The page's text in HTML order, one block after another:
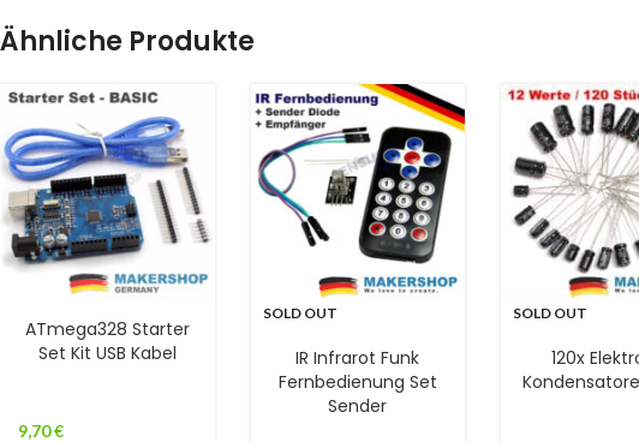
Ähnliche Produkte
ATmega328 Starter
Set Kit USB Kabel
9,70€
SOLD OUT
IR Infrarot Funk
Fernbedienung Set
Sender
SOLD OUT
120x